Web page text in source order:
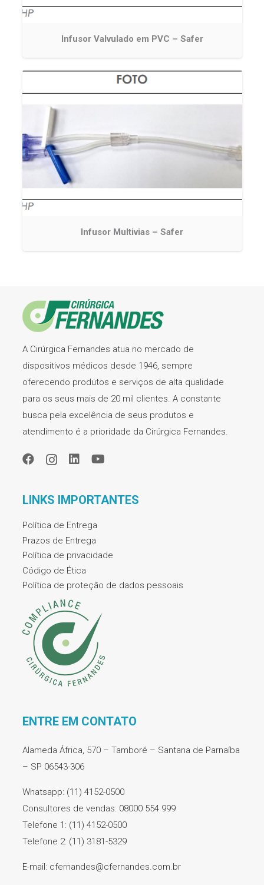
Infusor Valvulado em PVC – Safer
Infusor Multivias – Safer
A Cirúrgica Fernandes atua no mercado de
dispositivos médicos desde 1946, sempre
oferecendo produtos e serviços de alta qualidade
para os seus mais de 20 mil clientes. A constante
busca pela excelência de seus produtos e
atendimento é a prioridade da Cirúrgica Fernandes.
LINKS IMPORTANTES
Política de Entrega
Prazos de Entrega
Política de privacidade
Código de Ética
Política de proteção de dados pessoais
ENTRE EM CONTATO
Alameda África, 570 – Tamboré – Santana de Parnaíba
– SP 06543-306
Whatsapp: (11) 4152-0500
Consultores de vendas: 08000 554 999
Telefone 1: (11) 4152-0500
Telefone 2: (11) 3181-5329
E-mail: cfernandes@cfernandes.com.br